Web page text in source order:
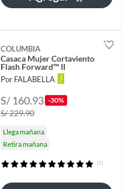
COLUMBIA
Casaca Mujer Cortaviento
Flash Forward™ II
Por FALABELLA
S/ 160.93 -30%
S/ 229.90
Llega mañana
Retira mañana
(5)